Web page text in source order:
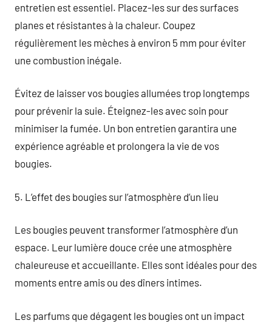
entretien est essentiel. Placez-les sur des surfaces
planes et résistantes à la chaleur. Coupez
régulièrement les mèches à environ 5 mm pour éviter
une combustion inégale.
Évitez de laisser vos bougies allumées trop longtemps
pour prévenir la suie. Éteignez-les avec soin pour
minimiser la fumée. Un bon entretien garantira une
expérience agréable et prolongera la vie de vos
bougies.
5. L’effet des bougies sur l’atmosphère d’un lieu
Les bougies peuvent transformer l’atmosphère d’un
espace. Leur lumière douce crée une atmosphère
chaleureuse et accueillante. Elles sont idéales pour des
moments entre amis ou des dîners intimes.
Les parfums que dégagent les bougies ont un impact